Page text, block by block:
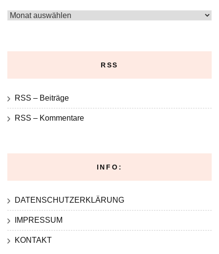
Archiv
RSS
RSS – Beiträge
RSS – Kommentare
INFO:
DATENSCHUTZERKLÄRUNG
IMPRESSUM
KONTAKT